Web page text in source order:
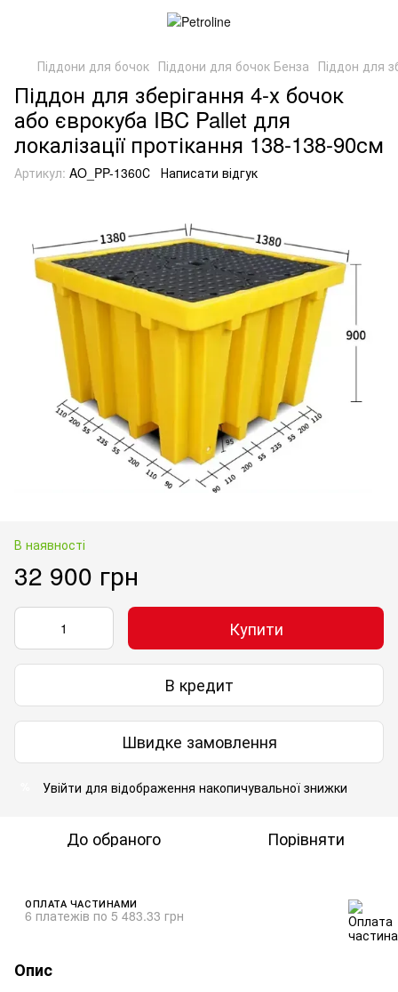
Піддони для бочок Піддони для бочок Бенза Піддон для
Піддон для зберігання 4-х бочок
або єврокуба IBC Pallet для
локалізації протікання 138-138-90см
Артикул: AO_PP-1360С Написати відгук
В наявності
32 900 грн
Купити
В кредит
Швидке замовлення
Увійти для відображення накопичувальної знижки
До обраного Порівняти
ОПЛАТА ЧАСТИНАМИ
6 платежів по 5 483.33 грн
Опис